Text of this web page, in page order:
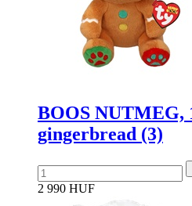
BOOS NUTMEG,
gingerbread (3)
2 990 HUF